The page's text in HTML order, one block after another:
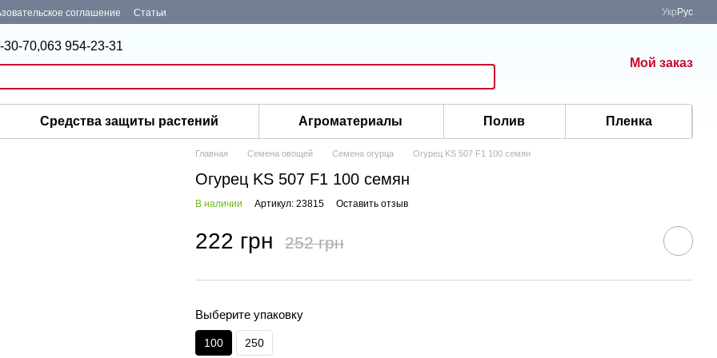
соглашение Статьи Укр Рус
30-70,063 954-23-31
Мой заказ
Средства защиты растений Агроматериалы Полив Пленка
Главная Семена овощей Семена огурца Огурец KS 507 F1 100 семян
Огурец KS 507 F1 100 семян
В наличии Артикул: 23815 Оставить отзыв
222 грн 252 грн
Выберите упаковку
100 250